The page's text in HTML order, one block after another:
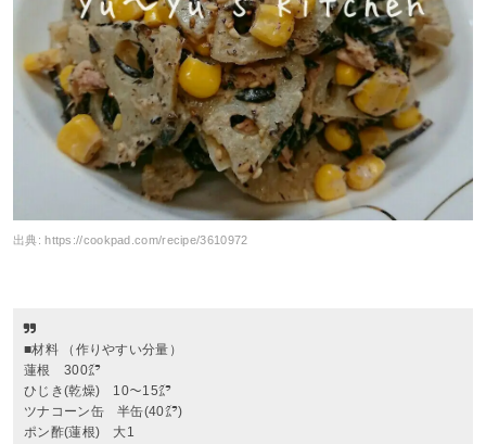
出典: https://cookpad.com/recipe/3610972
■材料 （作りやすい分量）
蓮根 300㌘
ひじき(乾燥) 10〜15㌘
ツナコーン缶 半缶(40㌘)
ポン酢(蓮根) 大1